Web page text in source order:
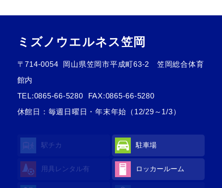
ミズノウエルネス笠岡
〒714-0054
岡山県笠岡市平成町63-2 笠岡総合体育
館内
TEL:0865-66-5280
FAX:0865-66-5280
休館日：毎週日曜日・年末年始（12/29～1/3）
駅チカ 駐車場
用具レンタル有 ロッカールーム